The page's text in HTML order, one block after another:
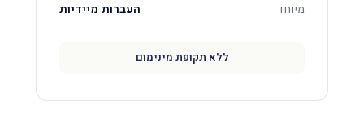
מיוחד
העברות מיידיות
ללא תקופת מינימום